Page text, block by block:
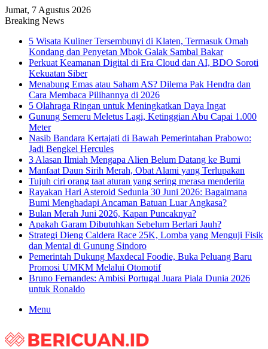
Jumat, 7 Agustus 2026
Breaking News
5 Wisata Kuliner Tersembunyi di Klaten, Termasuk Omah
Kondang dan Penyetan Mbok Galak Sambal Bakar
Perkuat Keamanan Digital di Era Cloud dan AI, BDO Soroti
Kekuatan Siber
Menabung Emas atau Saham AS? Dilema Pak Hendra dan
Cara Membaca Pilihannya di 2026
5 Olahraga Ringan untuk Meningkatkan Daya Ingat
Gunung Semeru Meletus Lagi, Ketinggian Abu Capai 1.000
Meter
Nasib Bandara Kertajati di Bawah Pemerintahan Prabowo:
Jadi Bengkel Hercules
3 Alasan Ilmiah Mengapa Alien Belum Datang ke Bumi
Manfaat Daun Sirih Merah, Obat Alami yang Terlupakan
Tujuh ciri orang taat aturan yang sering merasa menderita
Rayakan Hari Asteroid Sedunia 30 Juni 2026: Bagaimana
Bumi Menghadapi Ancaman Batuan Luar Angkasa?
Bulan Merah Juni 2026, Kapan Puncaknya?
Apakah Garam Dibutuhkan Sebelum Berlari Jauh?
Strategi Dieng Caldera Race 25K, Lomba yang Menguji Fisik
dan Mental di Gunung Sindoro
Pemerintah Dukung Maxdecal Foodie, Buka Peluang Baru
Promosi UMKM Melalui Otomotif
Bruno Fernandes: Ambisi Portugal Juara Piala Dunia 2026
untuk Ronaldo
Menu